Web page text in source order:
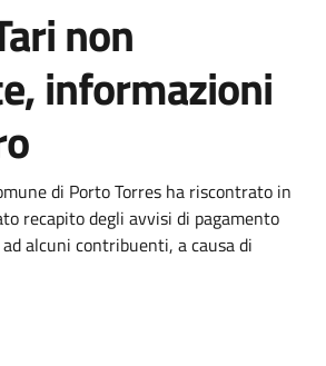
non
informazioni
notizia
di Porto Torres ha riscontrato in
recapito degli avvisi di pagamento
alcuni contribuenti, a causa di